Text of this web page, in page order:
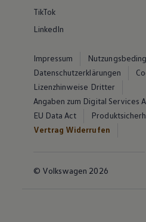
TikTok
LinkedIn
Impressum
Datenschutzerklärungen
Lizenzhinweise Dritter
Angaben zum Digital Services
EU Data Act
Vertrag Widerrufen
© Volkswagen 2026